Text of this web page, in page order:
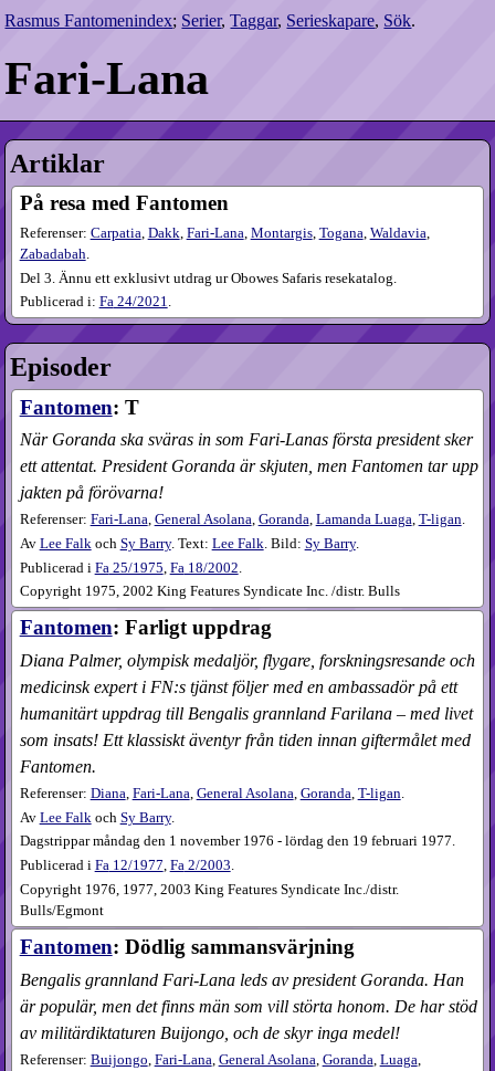
Rasmus Fantomenindex; Serier,Taggar, Serieskapare, Sök.
Fari-Lana
Artiklar
På resa med Fantomen
Referenser: Carpatia, Dakk, Fari-Lana, Montargis, Togana, Waldavia,
Zabadabah.
Del 3. Ännu ett exklusivt utdrag ur Obowes Safaris resekatalog.
Publicerad i: Fa24​/2021.
Episoder
Fantomen: T
När Goranda ska sväras in som Fari-Lanas första president sker
ett attentat. President Goranda är skjuten, men Fantomen tar upp
jakten på förövarna!
Referenser: Fari-Lana, General Asolana, Goranda, Lamanda Luaga, T-ligan.
Av Lee Falkoch Sy Barry. Text: Lee Falk. Bild: Sy Barry.
Publicerad i Fa 25​/1975 Fa 18​/2002
Copyright 1975, 2002 King Features Syndicate Inc. /distr. Bulls
Fantomen: Farligt uppdrag
Diana Palmer, olympisk medaljör, flygare, forskningsresande och
medicinsk expert i FN:s tjänst följer med en ambassadör på ett
humanitärt uppdrag till Bengalis grannland Farilana – med livet
som insats! Ett klassiskt äventyr från tiden innan giftermålet med
Fantomen.
Referenser: Diana, Fari-Lana, General Asolana, Goranda, T-ligan.
Av Lee Falkoch Sy Barry.
Dagstrippar måndag den 1 november 1976 - lördag den 19 februari 1977.
Publicerad i Fa12​/1977, Fa2​/2003.
Copyright 1976, 1977, 2003 King Features Syndicate Inc./distr.
Bulls/Egmont
Fantomen: Dödlig sammansvärjning
Bengalis grannland Fari-Lana leds av president Goranda. Han
är populär, men det finns män som vill störta honom. De har stöd
av militärdiktaturen Buijongo, och de skyr inga medel!
Referenser: Buijongo Fari-Lana General Asolana Goranda Luaga